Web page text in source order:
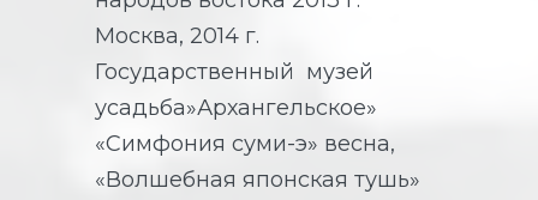
Москва, 2014 г.
Государственный музей
усадьба»Архангельское»
«Симфония суми-э» весна,
«Волшебная японская тушь»